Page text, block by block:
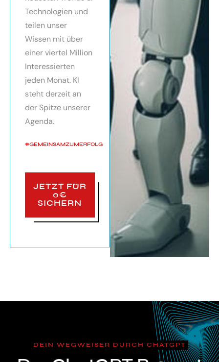
Technologien und
teilen unser
Wissen mit über
einer viertel Million
Interessierten
jeden Monat. KI
steht derzeit an
der Spitze unserer
Agenda.
#GEMEINSAMZUMERFOLG
JETZT FÜR
0€
SICHERN
DEIN WEGWEISER DURCH CHATGPT